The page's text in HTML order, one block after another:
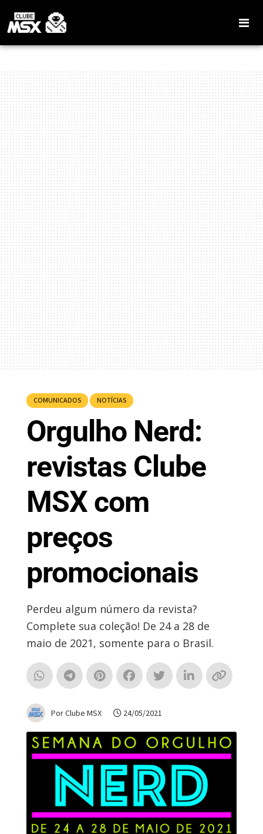
COMUNICADOS NOTÍCIAS
Orgulho Nerd:
revistas Clube
MSX com
preços
promocionais
Perdeu algum número da revista?
Complete sua coleção! De 24 a 28 de
maio de 2021, somente para o Brasil.
Por Clube MSX 24/05/2021